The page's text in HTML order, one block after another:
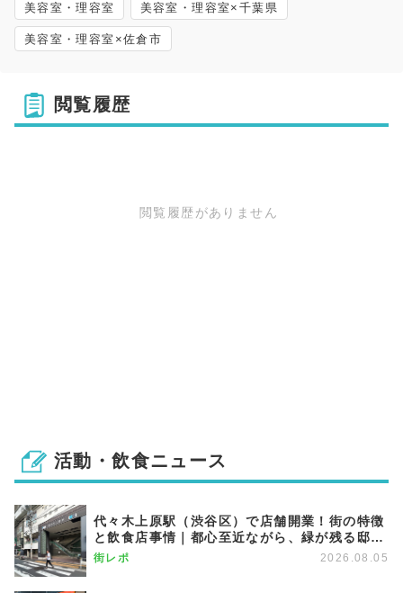
美容室・理容室 美容室・理容室×千葉県
美容室・理容室×佐倉市
閲覧履歴
閲覧履歴がありません
活動・飲食ニュース
代々木上原駅（渋谷区）で店舗開業！街の特徴
と飲食店事情｜都心至近ながら、緑が残る邸宅
エリア
街レポ 2026.08.05